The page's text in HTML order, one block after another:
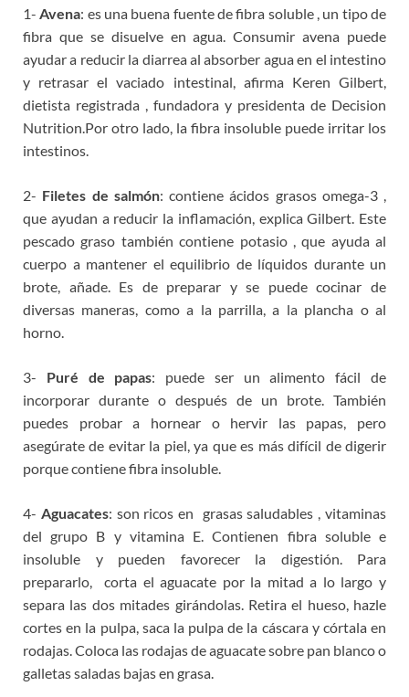
1-Avena: es una buena fuente de fibra soluble , un tipo de
fibra que se disuelve en agua. Consumir avena puede
ayudar a reducir la diarrea al absorber agua en el intestino
y retrasar el vaciado intestinal, afirma Keren Gilbert,
dietista registrada , fundadora y presidenta de Decision
Nutrition.Por otro lado, la fibra insoluble puede irritar los
intestinos.
2- Filetes de salmón: contiene ácidos grasos omega-3 ,
que ayudan a reducir la inflamación, explica Gilbert. Este
pescado graso también contiene potasio , que ayuda al
cuerpo a mantener el equilibrio de líquidos durante un
brote, añade. Es de preparar y se puede cocinar de
diversas maneras, como a la parrilla, a la plancha o al
horno.
3- Puré de papas: puede ser un alimento fácil de
incorporar durante o después de un brote. También
puedes probar a hornear o hervir las papas, pero
asegúrate de evitar la piel, ya que es más difícil de digerir
porque contiene fibra insoluble.
4- Aguacates: son ricos en grasas saludables , vitaminas
del grupo B y vitamina E. Contienen fibra soluble e
insoluble y pueden favorecer la digestión. Para
prepararlo, corta el aguacate por la mitad a lo largo y
separa las dos mitades girándolas. Retira el hueso, hazle
cortes en la pulpa, saca la pulpa de la cáscara y córtala en
rodajas. Coloca las rodajas de aguacate sobre pan blanco o
galletas saladas bajas en grasa.